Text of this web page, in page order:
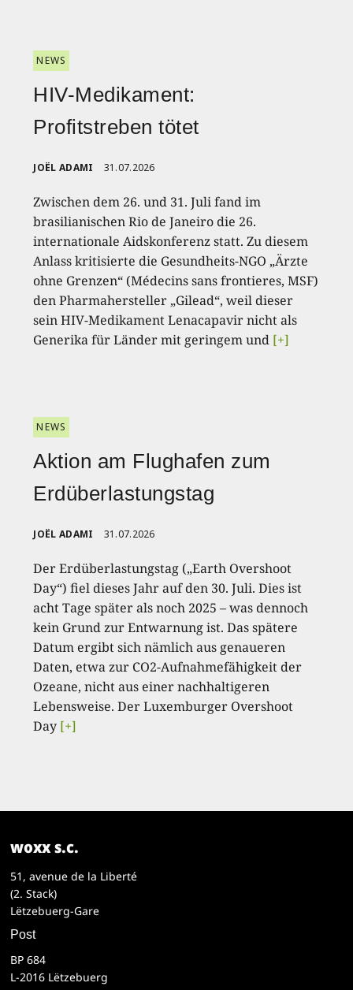
NEWS
HIV-Medikament:
Profitstreben tötet
JOËL ADAMI 31.07.2026
Zwischen dem 26. und 31. Juli fand im
brasilianischen Rio de Janeiro die 26.
internationale Aidskonferenz statt. Zu diesem
Anlass kritisierte die Gesundheits-NGO „Ärzte
ohne Grenzen“ (Médecins sans frontieres, MSF)
den Pharmahersteller „Gilead“, weil dieser
sein HIV-Medikament Lenacapavir nicht als
Generika für Länder mit geringem und [+]
NEWS
Aktion am Flughafen zum
Erdüberlastungstag
JOËL ADAMI 31.07.2026
Der Erdüberlastungstag („Earth Overshoot
Day“) fiel dieses Jahr auf den 30. Juli. Dies ist
acht Tage später als noch 2025 – was dennoch
kein Grund zur Entwarnung ist. Das spätere
Datum ergibt sich nämlich aus genaueren
Daten, etwa zur CO2-Aufnahmefähigkeit der
Ozeane, nicht aus einer nachhaltigeren
Lebensweise. Der Luxemburger Overshoot
Day [+]
woxx s.c.
51, avenue de la Liberté
(2. Stack)
Lëtzebuerg-Gare
Post
BP 684
L-2016 Lëtzebuerg